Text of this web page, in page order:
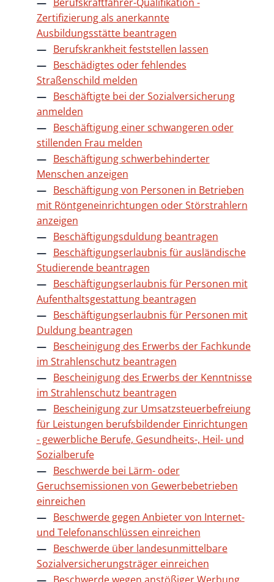
Zertifizierung als anerkannte
Ausbildungsstätte beantragen
Berufskrankheit feststellen lassen
Beschädigtes oder fehlendes
Straßenschild melden
Beschäftigte bei der Sozialversicherung
anmelden
Beschäftigung einer schwangeren oder
stillenden Frau melden
Beschäftigung schwerbehinderter
Menschen anzeigen
Beschäftigung von Personen in Betrieben
mit Röntgeneinrichtungen oder Störstrahlern
anzeigen
Beschäftigungsduldung beantragen
Beschäftigungserlaubnis für ausländische
Studierende beantragen
Beschäftigungserlaubnis für Personen mit
Aufenthaltsgestattung beantragen
Beschäftigungserlaubnis für Personen mit
Duldung beantragen
Bescheinigung des Erwerbs der Fachkunde
im Strahlenschutz beantragen
Bescheinigung des Erwerbs der Kenntnisse
im Strahlenschutz beantragen
Bescheinigung zur Umsatzsteuerbefreiung
für Leistungen berufsbildender Einrichtungen
- gewerbliche Berufe, Gesundheits-, Heil- und
Sozialberufe
Beschwerde bei Lärm- oder
Geruchsemissionen von Gewerbebetrieben
einreichen
Beschwerde gegen Anbieter von Internet-
und Telefonanschlüssen einreichen
Beschwerde über landesunmittelbare
Sozialversicherungsträger einreichen